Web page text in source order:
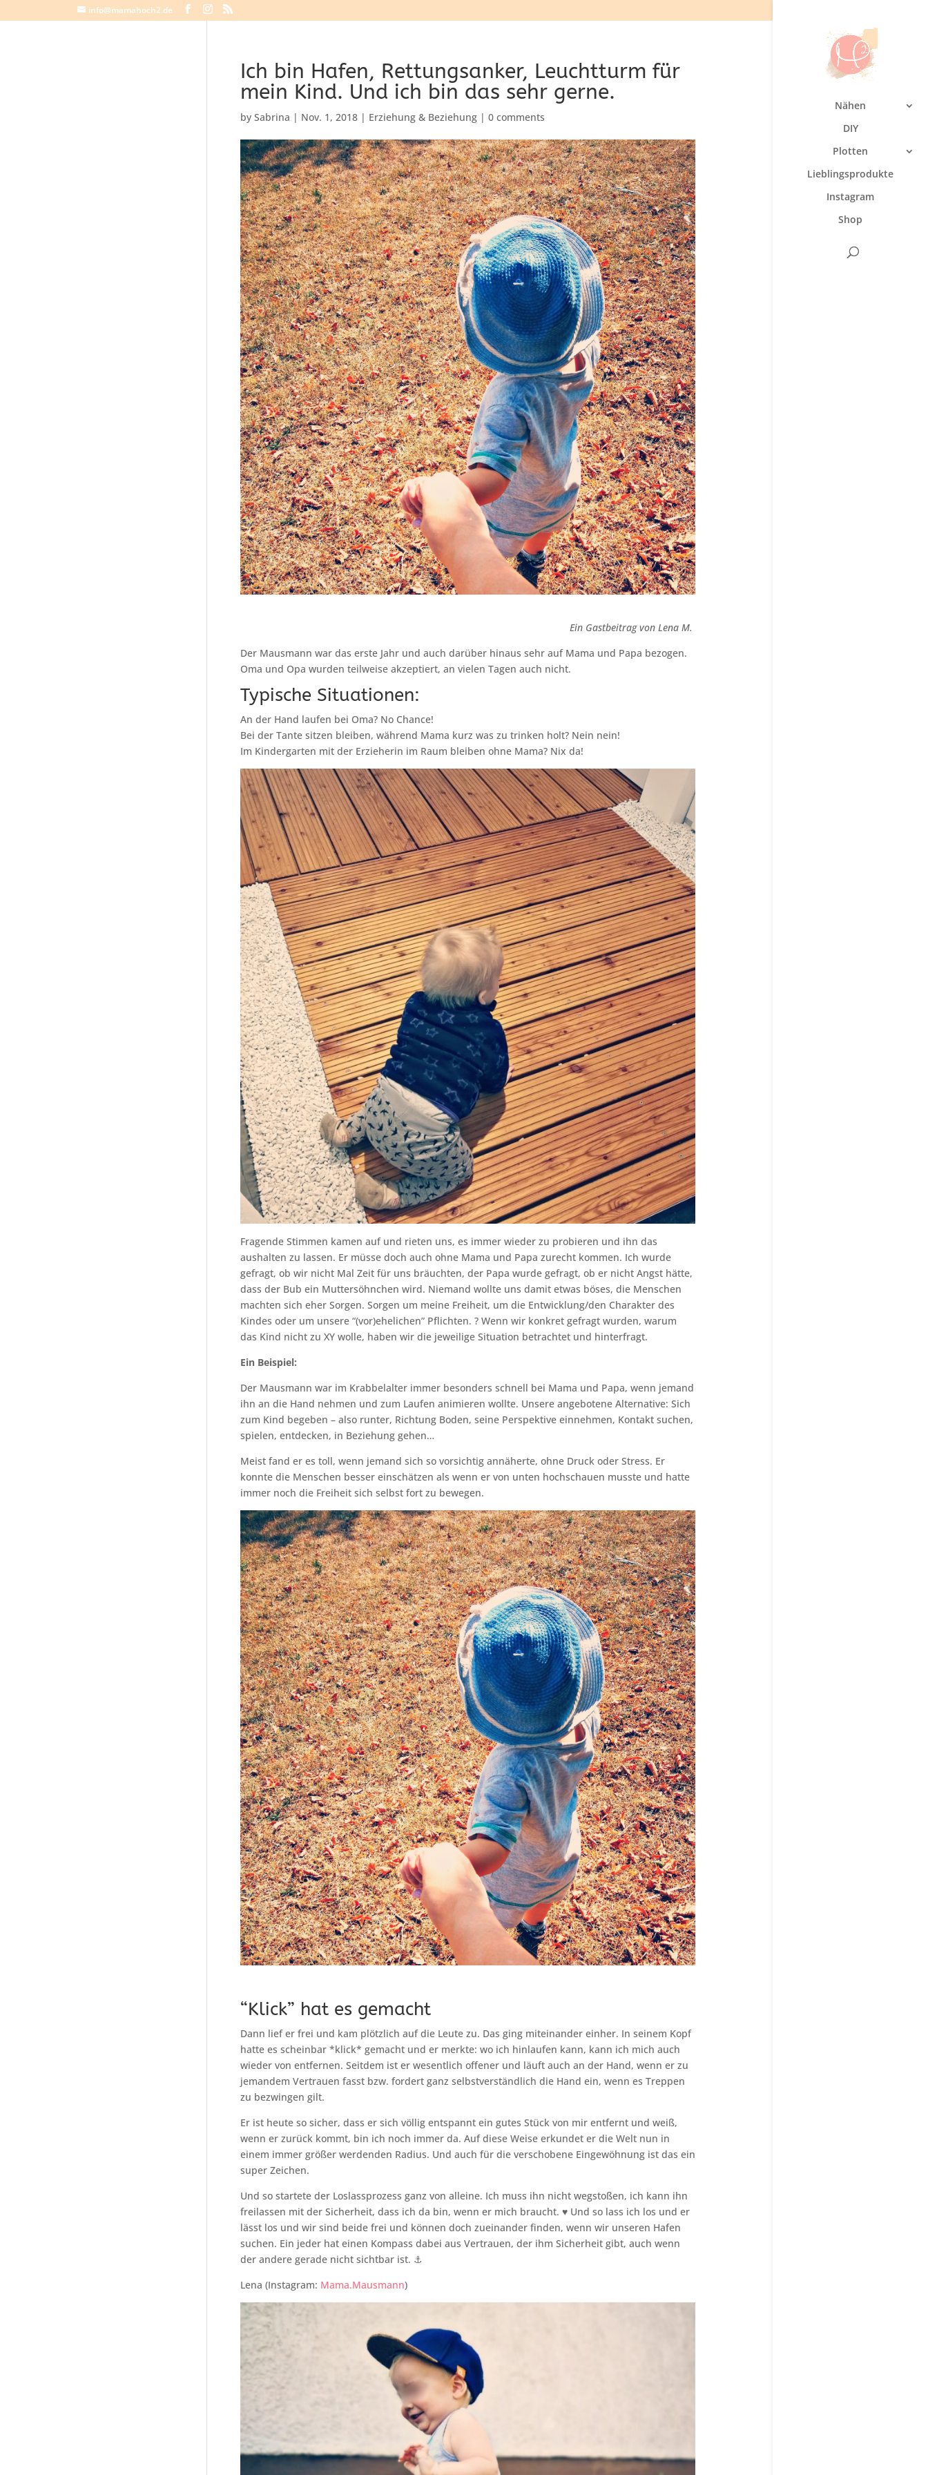
info@mamahoch2.de
Nähen
DIY
Plotten
Lieblingsprodukte
Instagram
Shop
Ich bin Hafen, Rettungsanker, Leuchtturm für
mein Kind. Und ich bin das sehr gerne.
bySabrina | Nov. 1, 2018 | Erziehung & Beziehung |0 comments
Ein Gastbeitrag von Lena M.
Der Mausmann war das erste Jahr und auch darüber hinaus sehr auf Mama und Papa bezogen.
Oma und Opa wurden teilweise akzeptiert, an vielen Tagen auch nicht.
Typische Situationen:
An der Hand laufen bei Oma? No Chance!
Bei der Tante sitzen bleiben, während Mama kurz was zu trinken holt? Nein nein!
Im Kindergarten mit der Erzieherin im Raum bleiben ohne Mama? Nix da!
Fragende Stimmen kamen auf und rieten uns, es immer wieder zu probieren und ihn das
aushalten zu lassen. Er müsse doch auch ohne Mama und Papa zurecht kommen. Ich wurde
gefragt, ob wir nicht Mal Zeit für uns bräuchten, der Papa wurde gefragt, ob er nicht Angst hätte,
dass der Bub ein Muttersöhnchen wird. Niemand wollte uns damit etwas böses, die Menschen
machten sich eher Sorgen. Sorgen um meine Freiheit, um die Entwicklung/den Charakter des
Kindes oder um unsere “(vor)ehelichen” Pflichten. ? Wenn wir konkret gefragt wurden, warum
das Kind nicht zu XY wolle, haben wir die jeweilige Situation betrachtet und hinterfragt.
Ein Beispiel:
Der Mausmann war im Krabbelalter immer besonders schnell bei Mama und Papa, wenn jemand
ihn an die Hand nehmen und zum Laufen animieren wollte. Unsere angebotene Alternative: Sich
zum Kind begeben – also runter, Richtung Boden, seine Perspektive einnehmen, Kontakt suchen,
spielen, entdecken, in Beziehung gehen…
Meist fand er es toll, wenn jemand sich so vorsichtig annäherte, ohne Druck oder Stress. Er
konnte die Menschen besser einschätzen als wenn er von unten hochschauen musste und hatte
immer noch die Freiheit sich selbst fort zu bewegen.
“Klick” hat es gemacht
Dann lief er frei und kam plötzlich auf die Leute zu. Das ging miteinander einher. In seinem Kopf
hatte es scheinbar *klick* gemacht und er merkte: wo ich hinlaufen kann, kann ich mich auch
wieder von entfernen. Seitdem ist er wesentlich offener und läuft auch an der Hand, wenn er zu
jemandem Vertrauen fasst bzw. fordert ganz selbstverständlich die Hand ein, wenn es Treppen
zu bezwingen gilt.
Er ist heute so sicher, dass er sich völlig entspannt ein gutes Stück von mir entfernt und weiß,
wenn er zurück kommt, bin ich noch immer da. Auf diese Weise erkundet er die Welt nun in
einem immer größer werdenden Radius. Und auch für die verschobene Eingewöhnung ist das ein
super Zeichen.
Und so startete der Loslassprozess ganz von alleine. Ich muss ihn nicht wegstoßen, ich kann ihn
freilassen mit der Sicherheit, dass ich da bin, wenn er mich braucht. ♥️ Und so lass ich los und er
lässt los und wir sind beide frei und können doch zueinander finden, wenn wir unseren Hafen
suchen. Ein jeder hat einen Kompass dabei aus Vertrauen, der ihm Sicherheit gibt, auch wenn
der andere gerade nicht sichtbar ist. ⚓
Lena (Instagram: Mama.Mausmann)